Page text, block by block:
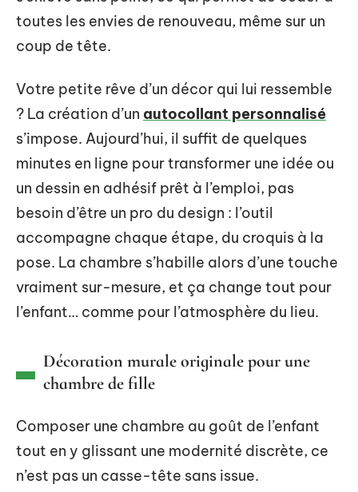
toutes les envies de renouveau, même sur un
coup de tête.
Votre petite rêve d’un décor qui lui ressemble
? La création d’un autocollant personnalisé
s’impose. Aujourd’hui, il suffit de quelques
minutes en ligne pour transformer une idée ou
un dessin en adhésif prêt à l’emploi, pas
besoin d’être un pro du design : l’outil
accompagne chaque étape, du croquis à la
pose. La chambre s’habille alors d’une touche
vraiment sur-mesure, et ça change tout pour
l’enfant… comme pour l’atmosphère du lieu.
Décoration murale originale pour une
chambre de fille
Composer une chambre au goût de l’enfant
tout en y glissant une modernité discrète, ce
n’est pas un casse-tête sans issue.